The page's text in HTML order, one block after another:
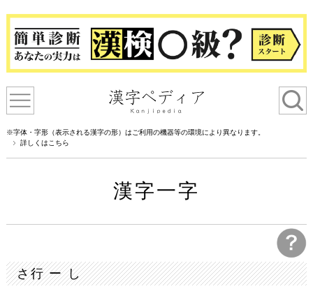
※字体・字形（表示される漢字の形）はご利用の機器等の環境により異なります。
詳しくはこちら
漢字一字
さ行 ー し